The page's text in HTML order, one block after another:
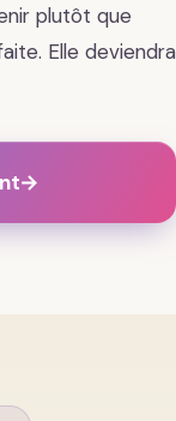
plutôt que
Elle deviendra
→